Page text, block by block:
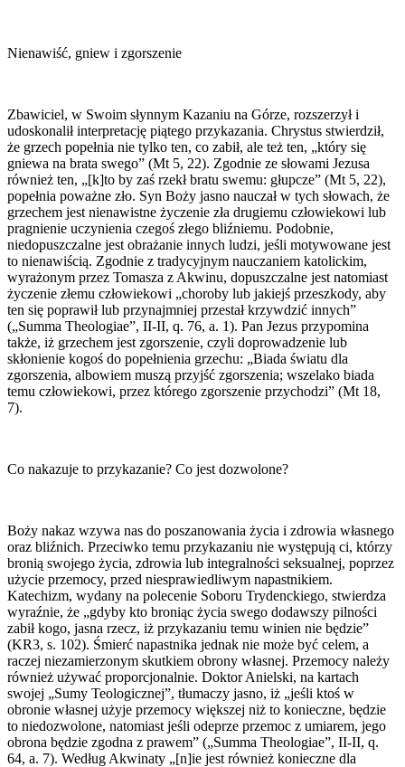
Nienawiść, gniew i zgorszenie
Zbawiciel, w Swoim słynnym Kazaniu na Górze, rozszerzył i
udoskonalił interpretację piątego przykazania. Chrystus stwierdził,
że grzech popełnia nie tylko ten, co zabił, ale też ten, „który się
gniewa na brata swego” (Mt 5, 22). Zgodnie ze słowami Jezusa
również ten, „[k]to by zaś rzekł bratu swemu: głupcze” (Mt 5, 22),
popełnia poważne zło. Syn Boży jasno nauczał w tych słowach, że
grzechem jest nienawistne życzenie zła drugiemu człowiekowi lub
pragnienie uczynienia czegoś złego bliźniemu. Podobnie,
niedopuszczalne jest obrażanie innych ludzi, jeśli motywowane jest
to nienawiścią. Zgodnie z tradycyjnym nauczaniem katolickim,
wyrażonym przez Tomasza z Akwinu, dopuszczalne jest natomiast
życzenie złemu człowiekowi „choroby lub jakiejś przeszkody, aby
ten się poprawił lub przynajmniej przestał krzywdzić innych”
(„Summa Theologiae”, II-II, q. 76, a. 1). Pan Jezus przypomina
także, iż grzechem jest zgorszenie, czyli doprowadzenie lub
skłonienie kogoś do popełnienia grzechu: „Biada światu dla
zgorszenia, albowiem muszą przyjść zgorszenia; wszelako biada
temu człowiekowi, przez którego zgorszenie przychodzi” (Mt 18,
7).
Co nakazuje to przykazanie? Co jest dozwolone?
Boży nakaz wzywa nas do poszanowania życia i zdrowia własnego
oraz bliźnich. Przeciwko temu przykazaniu nie występują ci, którzy
bronią swojego życia, zdrowia lub integralności seksualnej, poprzez
użycie przemocy, przed niesprawiedliwym napastnikiem.
Katechizm, wydany na polecenie Soboru Trydenckiego, stwierdza
wyraźnie, że „gdyby kto broniąc życia swego dodawszy pilności
zabił kogo, jasna rzecz, iż przykazaniu temu winien nie będzie”
(KR3, s. 102). Śmierć napastnika jednak nie może być celem, a
raczej niezamierzonym skutkiem obrony własnej. Przemocy należy
również używać proporcjonalnie. Doktor Anielski, na kartach
swojej „Sumy Teologicznej”, tłumaczy jasno, iż „jeśli ktoś w
obronie własnej użyje przemocy większej niż to konieczne, będzie
to niedozwolone, natomiast jeśli odeprze przemoc z umiarem, jego
obrona będzie zgodna z prawem” („Summa Theologiae”, II-II, q.
64, a. 7). Według Akwinaty „[n]ie jest również konieczne dla